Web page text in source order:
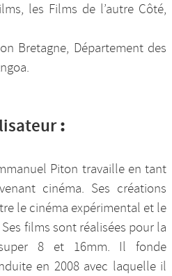
les Films de l’autre Côté,
Bretagne, Département des
:
Piton travaille en tant
cinéma. Ses créations
le cinéma expérimental et le
films sont réalisées pour la
8 et 16mm. Il fonde
en 2008 avec laquelle il